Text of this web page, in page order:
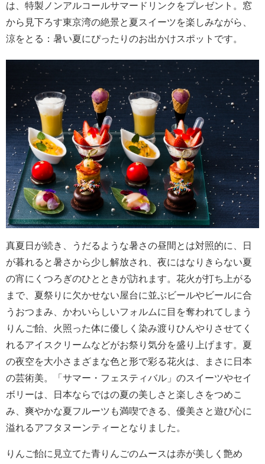
は、特製ノンアルコールサマードリンクをプレゼント。窓
から見下ろす東京湾の絶景と夏スイーツを楽しみながら、
涼をとる：暑い夏にぴったりのお出かけスポットです。
真夏日が続き、うだるような暑さの昼間とは対照的に、日
が暮れると暑さから少し解放され、夜にはなりきらない夏
の宵にくつろぎのひとときが訪れます。花火が打ち上がる
まで、夏祭りに欠かせない屋台に並ぶビールやビールに合
うおつまみ、かわいらしいフォルムに目を奪われてしまう
りんご飴、火照った体に優しく染み渡りひんやりさせてく
れるアイスクリームなどがお祭り気分を盛り上げます。夏
の夜空を大小さまざまな色と形で彩る花火は、まさに日本
の芸術美。「サマー・フェスティバル」のスイーツやセイ
ボリーは、日本ならではの夏の美しさと楽しさをつめこ
み、爽やかな夏フルーツも満喫できる、優美さと遊び心に
溢れるアフタヌーンティーとなりました。
りんご飴に見立てた青りんごのムースは赤が美しく艶め